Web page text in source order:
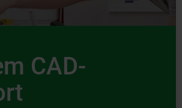
CAD-